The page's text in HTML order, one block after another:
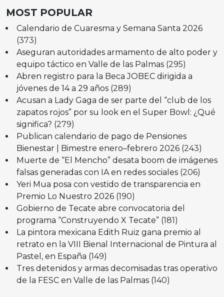
MOST POPULAR
Calendario de Cuaresma y Semana Santa 2026
(373)
Aseguran autoridades armamento de alto poder y
equipo táctico en Valle de las Palmas (295)
Abren registro para la Beca JOBEC dirigida a
jóvenes de 14 a 29 años (289)
Acusan a Lady Gaga de ser parte del “club de los
zapatos rojos” por su look en el Super Bowl: ¿Qué
significa? (279)
Publican calendario de pago de Pensiones
Bienestar | Bimestre enero–febrero 2026 (243)
Muerte de “El Mencho” desata boom de imágenes
falsas generadas con IA en redes sociales (206)
Yeri Mua posa con vestido de transparencia en
Premio Lo Nuestro 2026 (190)
Gobierno de Tecate abre convocatoria del
programa “Construyendo X Tecate” (181)
La pintora mexicana Edith Ruiz gana premio al
retrato en la VIII Bienal Internacional de Pintura al
Pastel, en España (149)
Tres detenidos y armas decomisadas tras operativo
de la FESC en Valle de las Palmas (140)